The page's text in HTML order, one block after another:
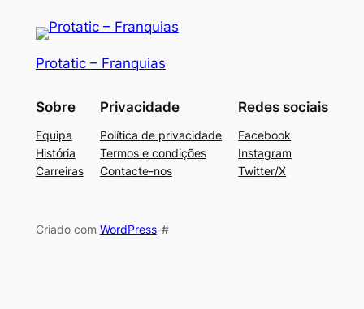
Protatic – Franquias
Sobre
Equipa
História
Carreiras
Privacidade
Política de privacidade
Termos e condições
Contacte-nos
Redes sociais
Facebook
Instagram
Twitter/X
Criado com WordPress-#